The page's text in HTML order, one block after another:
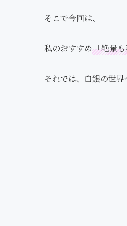
そこで今回は、
私のおすすめ「絶景
それでは、白銀の世